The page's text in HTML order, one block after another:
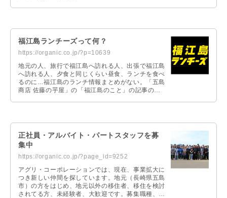
福江島ランチーズって何？
https://organic.co.jp/?p=10639
地元の人、旅行で福江島へ訪れる人、出張で福江島
へ訪れる人、夕食と同じくらい昼食、ランチを食べ
るのに…福江島のランチ情報まとめがない。「五島
商店 佐藤の芋屋」の「福江島のこと」の記事の中
ズ」なのです。
正社員・アルバイト・パートスタッフを募
集中
https://organic.co.jp/?page_id=9252
アグリ・コーポレーションでは、現在、事業拡大に
つき新しい仲間を探しています。地元（長崎県五島
市）の方をはじめ、地元以外の移住者、移住を検討
されてる方、未経験者、大歓迎です。募集職種、ご